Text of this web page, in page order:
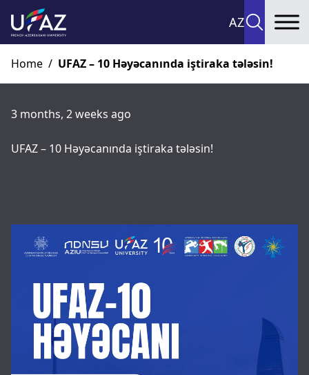
AZ
Home / UFAZ – 10 Həyəcanında iştiraka tələsin!
3 months, 2 weeks ago
UFAZ – 10 Həyəcanında iştiraka tələsin!